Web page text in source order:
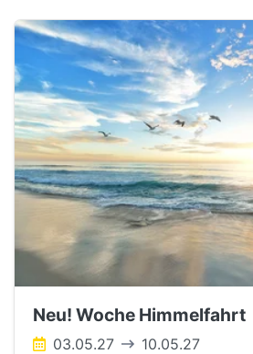
Neu! Woche Himmelfahrt
03.05.27 10.05.27